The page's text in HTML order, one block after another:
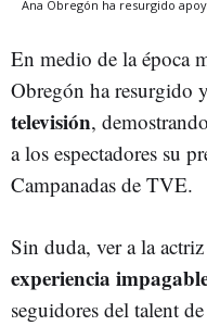
Ana Obregón ha resurgido
En medio de la época
Obregón ha resurgido y
televisión,
a los espectadores su
Campanadas de TVE.
Sin duda, ver a la
experiencia
seguidores del talent